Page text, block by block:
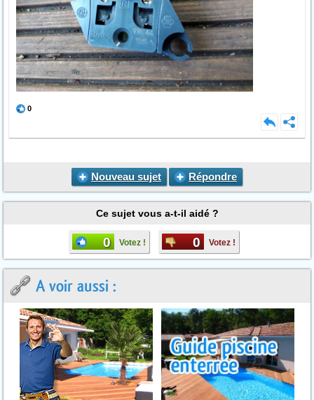
0
Nouveau sujet Répondre
Ce sujet vous a-t-il aidé ?
0 Votez ! 0 Votez !
A voir aussi :